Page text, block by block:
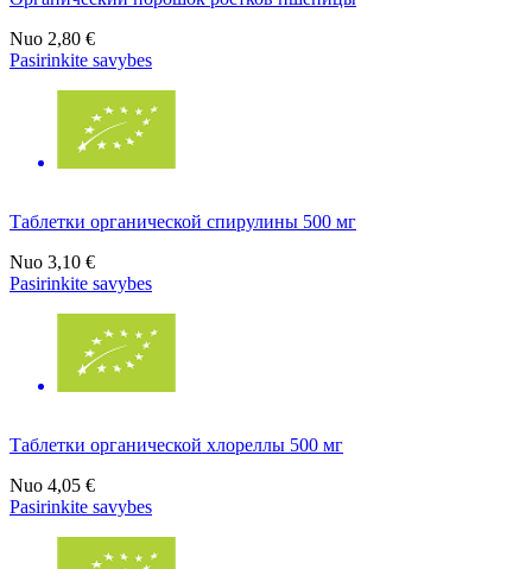
Nuo 2,80 €
Pasirinkite savybes
Таблетки органической спирулины 500 мг
Nuo 3,10 €
Pasirinkite savybes
Таблетки органической хлореллы 500 мг
Nuo 4,05 €
Pasirinkite savybes